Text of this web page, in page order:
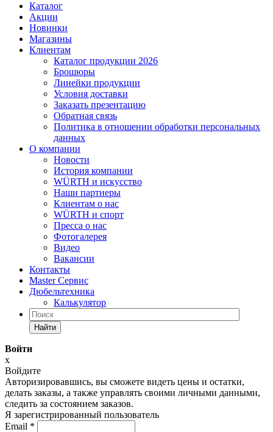
Каталог
Акции
Новинки
Магазины
Клиентам
Каталог продукции 2026
Брошюры
Линейки продукции
Условия доставки
Заказать презентацию
Обратная связь
Политика в отношении обработки персональных
данных
О компании
Новости
История компании
WÜRTH и искусство
Наши партнеры
Клиентам о нас
WÜRTH и спорт
Пресса о нас
Фотогалерея
Видео
Вакансии
Контакты
Master Сервис
Дюбельтехника
Калькулятор
Найти
Войти
x
Войдите
Авторизировавшись, вы сможете видеть цены и остатки,
делать заказы, а также управлять своими личными данными,
следить за состоянием заказов.
Я зарегистрированный пользователь
Email *